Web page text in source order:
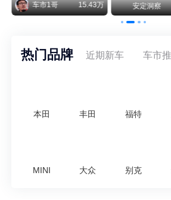
车市1哥 15.43万 安定洞察
热门品牌 近期新车 车市
本田 丰田 福特
MINI 大众 别克